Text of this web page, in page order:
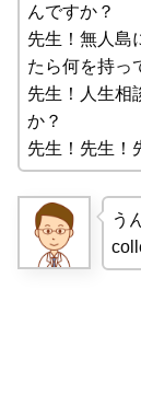
んですか？
先生！無人島
たら何を持っ
先生！人生相
か？
先生！先生！
う